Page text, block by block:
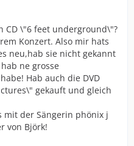
CD \"6 feet underground\"?
Konzert. Also mir hats
neu,hab sie nicht gekannt
ne grosse
Hab auch die DVD
gekauft und gleich
mit der Sängerin phönix j
von Björk!